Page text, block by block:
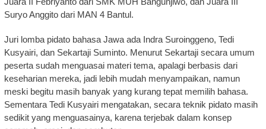
Suryo Anggito dari MAN 4 Bantul.
Juri lomba pidato bahasa Jawa ada Indra Suroinggeno, Tedi
Kusyairi, dan Sekartaji Suminto. Menurut Sekartaji secara umum
peserta sudah menguasai materi tema, apalagi berbasis dari
keseharian mereka, jadi lebih mudah menyampaikan, namun
meski begitu masih banyak yang kurang tepat memilih bahasa.
Sementara Tedi Kusyairi mengatakan, secara teknik pidato masih
sedikit yang menguasainya, karena terjebak dalam konsep